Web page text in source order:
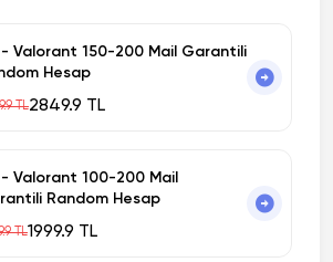
- Valorant 150-200 Mail Garantili
Hesap
TL2849.9 TL
- Valorant 100-200 Mail
Random Hesap
TL1999.9 TL